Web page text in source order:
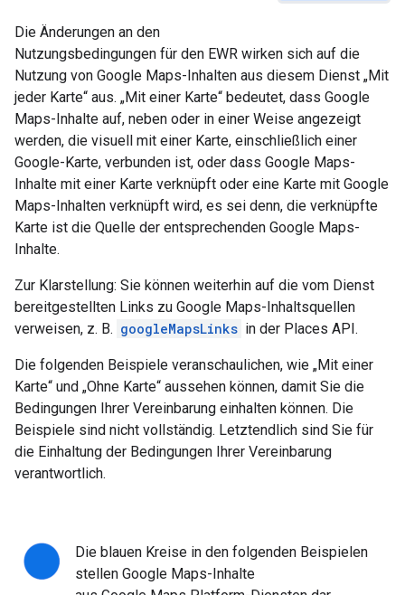
Die Änderungen an den
Nutzungsbedingungen für den EWR wirken sich auf die
Nutzung von Google Maps-Inhalten aus diesem Dienst „Mit
jeder Karte“ aus. „Mit einer Karte“ bedeutet, dass Google
Maps-Inhalte auf, neben oder in einer Weise angezeigt
werden, die visuell mit einer Karte, einschließlich einer
Google-Karte, verbunden ist, oder dass Google Maps-
Inhalte mit einer Karte verknüpft oder eine Karte mit Google
Maps-Inhalten verknüpft wird, es sei denn, die verknüpfte
Karte ist die Quelle der entsprechenden Google Maps-
Inhalte.
Zur Klarstellung: Sie können weiterhin auf die vom Dienst
bereitgestellten Links zu Google Maps-Inhaltsquellen
verweisen, z. B. googleMapsLinks in der Places API.
Die folgenden Beispiele veranschaulichen, wie „Mit einer
Karte“ und „Ohne Karte“ aussehen können, damit Sie die
Bedingungen Ihrer Vereinbarung einhalten können. Die
Beispiele sind nicht vollständig. Letztendlich sind Sie für
die Einhaltung der Bedingungen Ihrer Vereinbarung
verantwortlich.
Die blauen Kreise in den folgenden Beispielen
stellen Google Maps-Inhalte